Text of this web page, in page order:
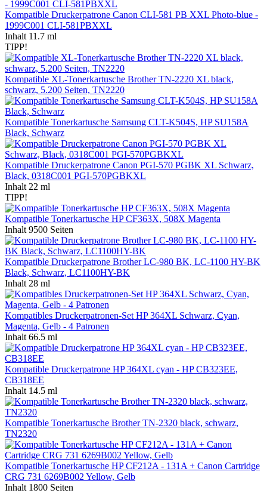
Kompatible Druckerpatrone Canon CLI-581 PB XXL Photo-blue -
1999C001 CLI-581PBXXL
Inhalt 11.7 ml
TIPP!
Kompatible XL-Tonerkartusche Brother TN-2220 XL black,
schwarz, 5.200 Seiten, TN2220
Kompatible Tonerkartusche Samsung CLT-K504S, HP SU158A
Black, Schwarz
Kompatible Druckerpatrone Canon PGI-570 PGBK XL Schwarz,
Black, 0318C001 PGI-570PGBKXL
Inhalt 22 ml
TIPP!
Kompatible Tonerkartusche HP CF363X, 508X Magenta
Inhalt 9500 Seiten
Kompatible Druckerpatrone Brother LC-980 BK, LC-1100 HY-BK
Black, Schwarz, LC1100HY-BK
Inhalt 28 ml
Kompatibles Druckerpatronen-Set HP 364XL Schwarz, Cyan,
Magenta, Gelb - 4 Patronen
Inhalt 66.5 ml
Kompatible Druckerpatrone HP 364XL cyan - HP CB323EE,
CB318EE
Inhalt 14.5 ml
Kompatible Tonerkartusche Brother TN-2320 black, schwarz,
TN2320
Kompatible Tonerkartusche HP CF212A - 131A + Canon Cartridge
CRG 731 6269B002 Yellow, Gelb
Inhalt 1800 Seiten